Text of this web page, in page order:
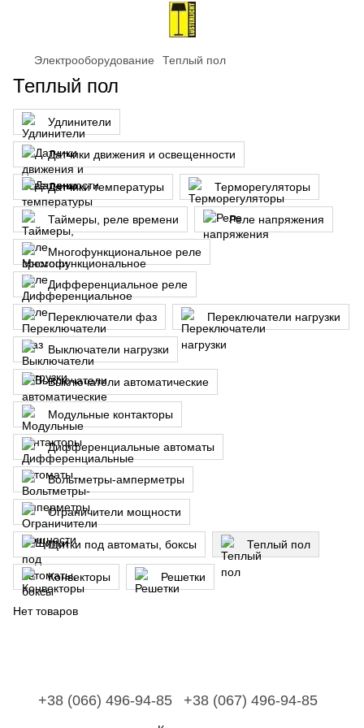
Электрооборудование Теплый пол
Теплый пол
Удлинители
Датчики движения и освещенности
Датчики температуры Терморегуляторы
Таймеры, реле времени Реле напряжения
Многофункциональное реле
Дифференциальное реле
Переключатели фаз Переключатели нагрузки
Выключатели нагрузки
Выключатели автоматические
Модульные контакторы
Дифференциальные автоматы
Вольтметры-амперметры
Ограничители мощности
Щитки под автоматы, боксы Теплый пол
Конвекторы Решетки
Нет товаров
+38 (066) 496-94-85 +38 (067) 496-94-85